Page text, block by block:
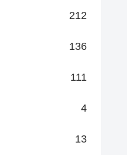
212
136
111
4
13